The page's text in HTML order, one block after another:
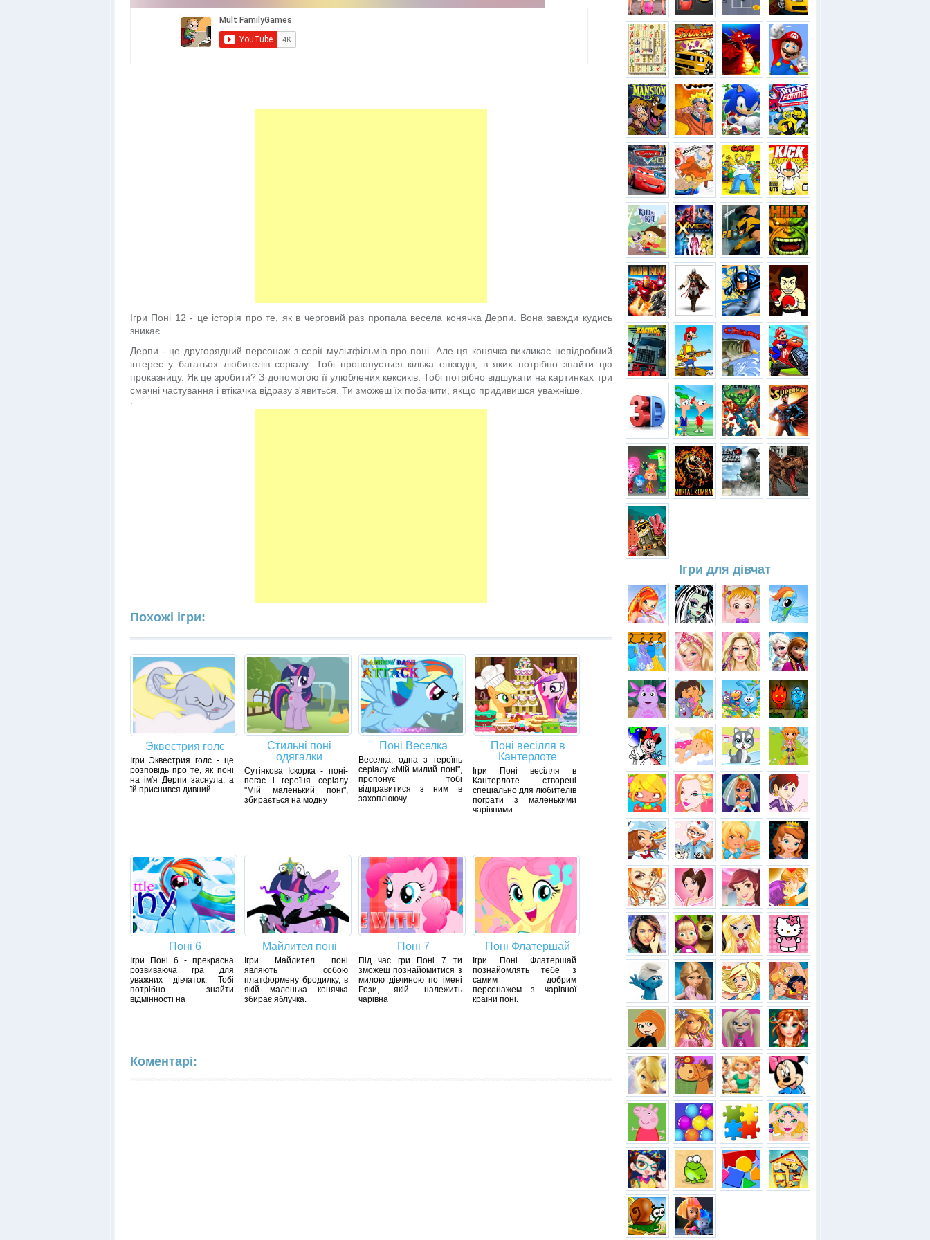
Ігри Поні 12 - це історія про те, як в черговий раз пропала весела конячка Дерпи. Вона завжди кудись
зникає.
Дерпи - це другорядний персонаж з серії мультфільмів про поні. Але ця конячка викликає непідробний
інтерес у багатьох любителів серіалу. Тобі пропонується кілька епізодів, в яких потрібно знайти цю
проказницу. Як це зробити? З допомогою її улюблених кексиків. Тобі потрібно відшукати на картинках три
смачні частування і втікачка відразу з'явиться. Ти зможеш їх побачити, якщо придивишся уважніше.
.
Похожі ігри:
Эквестрия голс
Ігри Эквестрия голс - це
розповідь про те, як поні
на ім'я Дерпи заснула, а
їй приснився дивний
Стильні поні
одягалки
Сутінкова Іскорка - поні-
пегас і героїня серіалу
"Мій маленький поні",
збирається на модну
Поні Веселка
Веселка, одна з героїнь
серіалу «Мій милий поні",
пропонує тобі
відправитися з ним в
захоплюючу
Поні весілля в
Кантерлоте
Ігри Поні весілля в
Кантерлоте створені
спеціально для любителів
пограти з маленькими
чарівними
Поні 6
Ігри Поні 6 - прекрасна
розвиваюча гра для
уважних дівчаток. Тобі
потрібно знайти
відмінності на
Майлител поні
Ігри Майлител поні
являють собою
платформену бродилку, в
якій маленька конячка
збирає яблучка.
Поні 7
Під час гри Поні 7 ти
зможеш познайомитися з
милою дівчиною по імені
Рози, якій належить
чарівна
Поні Флатершай
Ігри Поні Флатершай
познайомлять тебе з
самим добрим
персонажем з чарівної
країни поні.
Коментарі:
Ігри для дівчат